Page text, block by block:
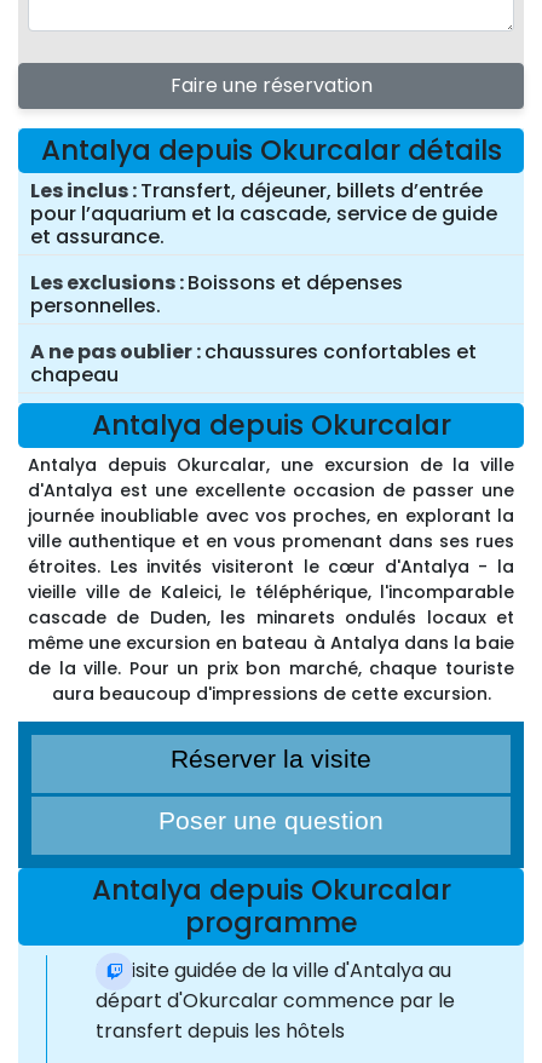
Faire une réservation
Antalya depuis Okurcalar détails
Les inclus Transfert, déjeuner, billets d’entrée
pour l’aquarium et la cascade, service de guide
et assurance.
Les exclusions Boissons et dépenses
personnelles.
A ne pas oublier chaussures confortables et
chapeau
Antalya depuis Okurcalar
Antalya depuis Okurcalar, une excursion de la ville
d'Antalya est une excellente occasion de passer une
journée inoubliable avec vos proches, en explorant la
ville authentique et en vous promenant dans ses rues
étroites. Les invités visiteront le cœur d'Antalya - la
vieille ville de Kaleici, le téléphérique, l'incomparable
cascade de Duden, les minarets ondulés locaux et
même une excursion en bateau à Antalya dans la baie
de la ville. Pour un prix bon marché, chaque touriste
aura beaucoup d'impressions de cette excursion.
Réserver la visite
Poser une question
Antalya depuis Okurcalar
programme
La visite guidée de la ville d'Antalya au
départ d'Okurcalar commence par le
transfert depuis les hôtels